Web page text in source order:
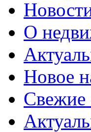
О
Новое
Свежие